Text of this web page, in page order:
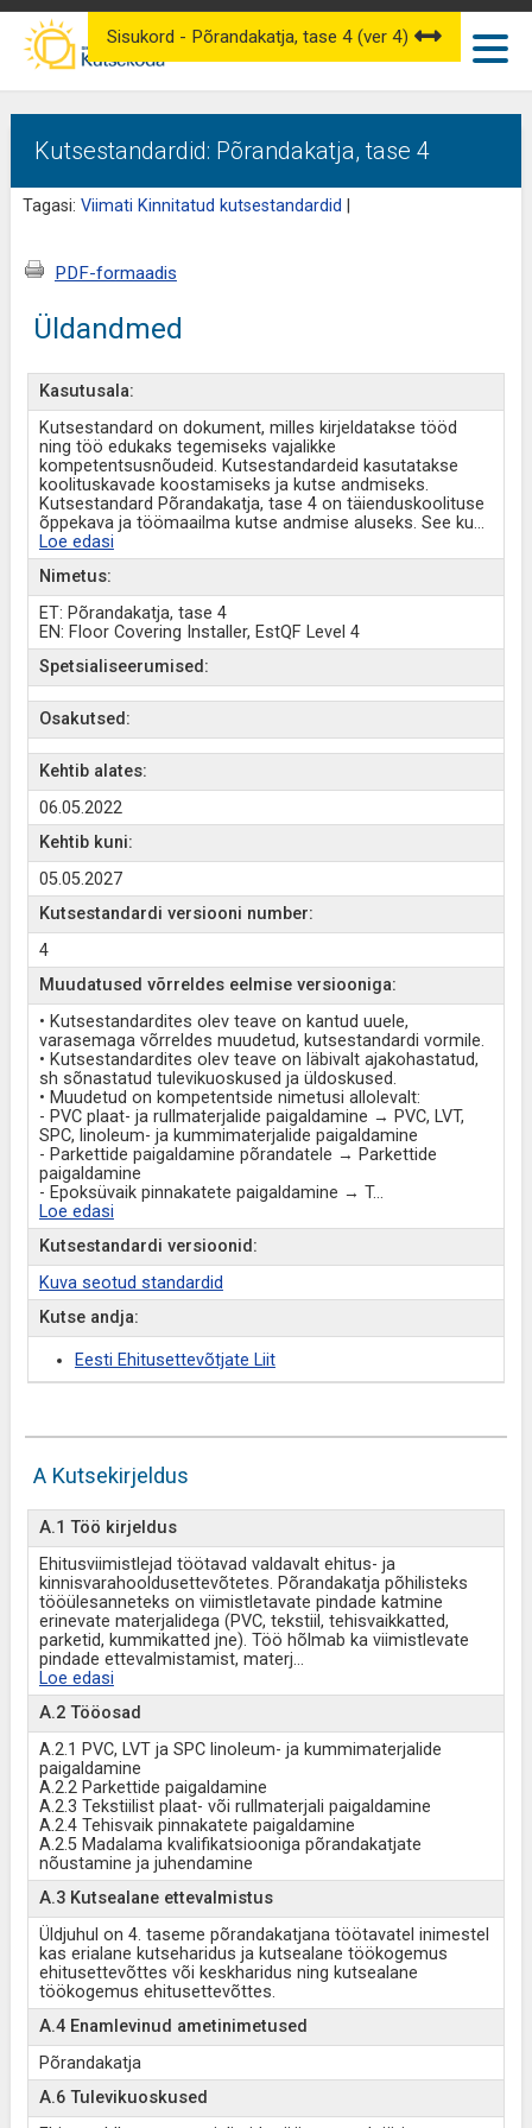
Kutsestandardid: Põrandakatja, tase 4
Tagasi: Viimati Kinnitatud kutsestandardid
Sisukord - Põrandakatja, tase 4 (ver 4)
PDF-formaadis
Üldandmed
Kasutusala:
Kutsestandard on dokument, milles kirjeldatakse tööd
ning töö edukaks tegemiseks vajalikke
kompetentsusnõudeid. Kutsestandardeid kasutatakse
koolituskavade koostamiseks ja kutse andmiseks.
Kutsestandard Põrandakatja, tase 4 on täienduskoolituse
õppekava ja töömaailma kutse andmise aluseks. See ku...
Loe edasi
Nimetus:
ET: Põrandakatja, tase 4
EN: Floor Covering Installer, EstQF Level 4
Spetsialiseerumised:
Osakutsed:
Kehtib alates:
06.05.2022
Kehtib kuni:
05.05.2027
Kutsestandardi versiooni number:
4
Muudatused võrreldes eelmise versiooniga:
• Kutsestandardites olev teave on kantud uuele,
varasemaga võrreldes muudetud, kutsestandardi vormile.
• Kutsestandardites olev teave on läbivalt ajakohastatud,
sh sõnastatud tulevikuoskused ja üldoskused.
• Muudetud on kompetentside nimetusi allolevalt:
- PVC plaat- ja rullmaterjalide paigaldamine → PVC, LVT,
SPC, linoleum- ja kummimaterjalide paigaldamine
- Parkettide paigaldamine põrandatele → Parkettide
paigaldamine
- Epoksüvaik pinnakatete paigaldamine → T...
Loe edasi
Kutsestandardi versioonid:
Kuva seotud standardid
Kutse andja:
Eesti Ehitusettevõtjate Liit
A Kutsekirjeldus
A.1 Töö kirjeldus
Ehitusviimistlejad töötavad valdavalt ehitus- ja
kinnisvarahooldusettevõtetes. Põrandakatja põhilisteks
tööülesanneteks on viimistletavate pindade katmine
erinevate materjalidega (PVC, tekstiil, tehisvaikkatted,
parketid, kummikatted jne). Töö hõlmab ka viimistlevate
pindade ettevalmistamist, materj...
Loe edasi
A.2 Tööosad
A.2.1 PVC, LVT ja SPC linoleum- ja kummimaterjalide
paigaldamine
A.2.2 Parkettide paigaldamine
A.2.3 Tekstiilist plaat- või rullmaterjali paigaldamine
A.2.4 Tehisvaik pinnakatete paigaldamine
A.2.5 Madalama kvalifikatsiooniga põrandakatjate
nõustamine ja juhendamine
A.3 Kutsealane ettevalmistus
Üldjuhul on 4. taseme põrandakatjana töötavatel inimestel
kas erialane kutseharidus ja kutsealane töökogemus
ehitusettevõttes või keskharidus ning kutsealane
töökogemus ehitusettevõttes.
A.4 Enamlevinud ametinimetused
Põrandakatja
A.6 Tulevikuoskused